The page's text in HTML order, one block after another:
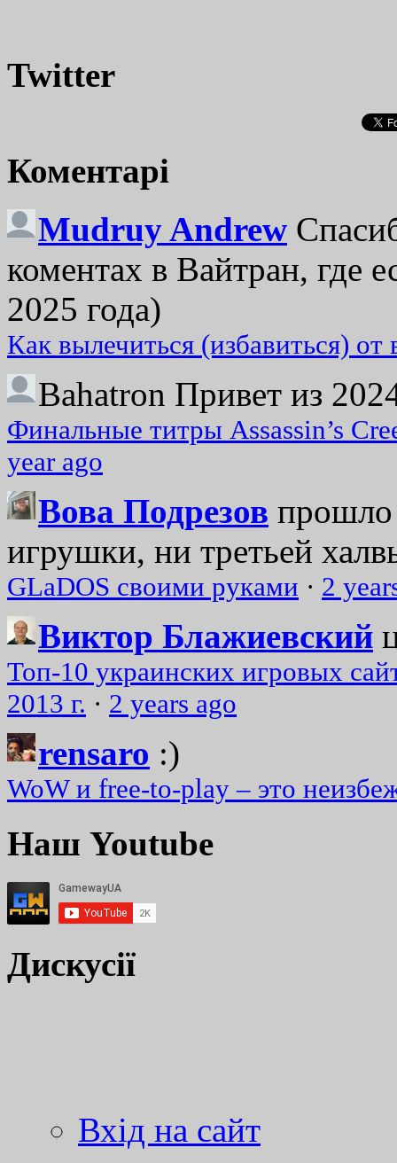
Twitter
Коментарі
Mudruy Andrew
коментах в Вайтран, где
2025 года)
Как вылечиться (избавиться)
Bahatron Привет из
Финальные титры Assassin’s
year ago
Вова Подрезов прошло
игрушки, ни третьей
GLaDOS своими руками · 2
Виктор Блажиевский
Топ-10 украинских игровых
2013 г. · 2 years ago
rensaro :)
WoW и free-to-play – это
Наш Youtube
Дискусії
Вхід на сайт